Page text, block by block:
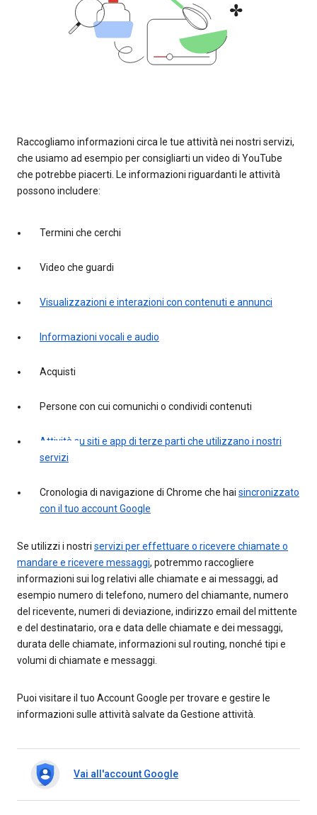
Raccogliamo informazioni circa le tue attività nei nostri servizi,
che usiamo ad esempio per consigliarti un video di YouTube
che potrebbe piacerti. Le informazioni riguardanti le attività
possono includere:
Termini che cerchi
Video che guardi
Visualizzazioni e interazioni con contenuti e annunci
Informazioni vocali e audio
Acquisti
Persone con cui comunichi o condividi contenuti
Attività su siti e app di terze parti che utilizzano i nostri
servizi
Cronologia di navigazione di Chrome che hai sincronizzato
con il tuo account Google
Se utilizzi i nostri servizi per effettuare o ricevere chiamate o
mandare e ricevere messaggi, potremmo raccogliere
informazioni sui log relativi alle chiamate e ai messaggi, ad
esempio numero di telefono, numero del chiamante, numero
del ricevente, numeri di deviazione, indirizzo email del mittente
e del destinatario, ora e data delle chiamate e dei messaggi,
durata delle chiamate, informazioni sul routing, nonché tipi e
volumi di chiamate e messaggi.
Puoi visitare il tuo Account Google per trovare e gestire le
informazioni sulle attività salvate da Gestione attività.
Vai all'account Google